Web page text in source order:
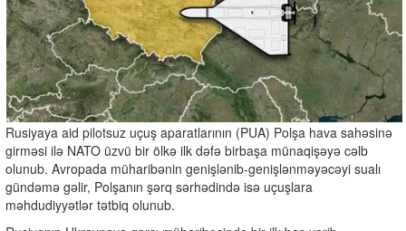
Rusiyaya aid pilotsuz uçuş aparatlarının (PUA) Polşa hava sahəsinə
girməsi ilə NATO üzvü bir ölkə ilk dəfə birbaşa münaqişəyə cəlb
olunub. Avropada müharibənin genişlənib-genişlənməyəcəyi sualı
gündəmə gəlir, Polşanın şərq sərhədində isə uçuşlara
məhdudiyyətlər tətbiq olunub.